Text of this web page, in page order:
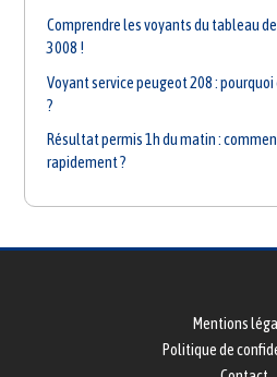
Comprendre les voyants du tableau
3008 !
Voyant service peugeot 208 :
?
Résultat permis 1h du matin :
rapidement ?
Mentions
Politique de